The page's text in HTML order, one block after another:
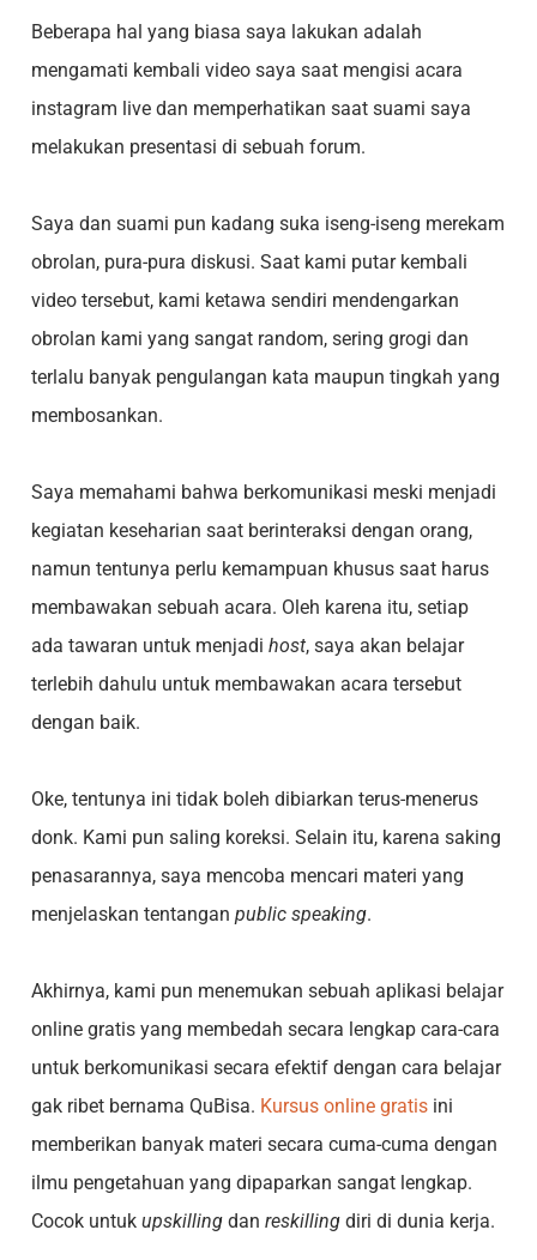
Beberapa hal yang biasa saya lakukan adalah
mengamati kembali video saya saat mengisi acara
instagram live dan memperhatikan saat suami saya
melakukan presentasi di sebuah forum.
Saya dan suami pun kadang suka iseng-iseng merekam
obrolan, pura-pura diskusi. Saat kami putar kembali
video tersebut, kami ketawa sendiri mendengarkan
obrolan kami yang sangat random, sering grogi dan
terlalu banyak pengulangan kata maupun tingkah yang
membosankan.
Saya memahami bahwa berkomunikasi meski menjadi
kegiatan keseharian saat berinteraksi dengan orang,
namun tentunya perlu kemampuan khusus saat harus
membawakan sebuah acara. Oleh karena itu, setiap
ada tawaran untuk menjadihost, saya akan belajar
terlebih dahulu untuk membawakan acara tersebut
dengan baik.
Oke, tentunya ini tidak boleh dibiarkan terus-menerus
donk. Kami pun saling koreksi. Selain itu, karena saking
penasarannya, saya mencoba mencari materi yang
menjelaskan tentangan public speaking.
Akhirnya, kami pun menemukan sebuah aplikasi belajar
online gratis yang membedah secara lengkap cara-cara
untuk berkomunikasi secara efektif dengan cara belajar
gak ribet bernama QuBisa. Kursus online gratis ini
memberikan banyak materi secara cuma-cuma dengan
ilmu pengetahuan yang dipaparkan sangat lengkap.
Cocok untukupskilling danreskilling diri di dunia kerja.